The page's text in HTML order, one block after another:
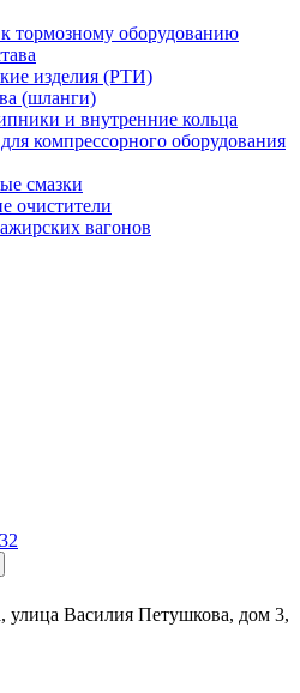
тормозному оборудованию
изделия (РТИ)
(шланги)
и внутренние кольца
компрессорного оборудования
смазки
очистители
вагонов
улица Василия Петушкова, дом 3,